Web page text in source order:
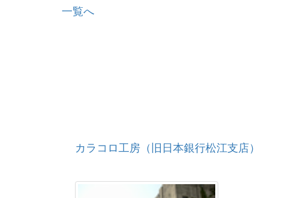
一覧へ
カラコロ工房（旧日本銀行松江支店）